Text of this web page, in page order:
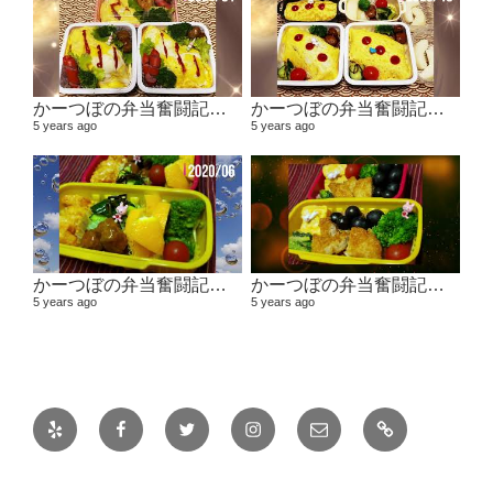
かーつぼの弁当奮闘記その４ 【２０２０年１１月～２０２１年１月】
5 years ago
かーつぼの弁当奮闘記その３ 【２０２０年８・９月～１０月】
5 years ago
かーつぼの弁当奮闘記その２ 【２０２０年６月～７月】
5 years ago
かーつぼの弁当奮闘記その1 2020年４月～５月
5 years ago
Yelp FacebookTwitter Instagramメ
ー
日
常